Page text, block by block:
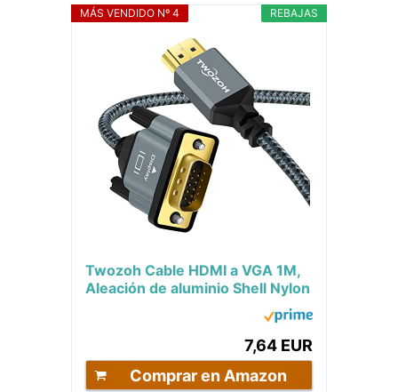
REBAJAS
MÁS VENDIDO Nº 4
Twozoh Cable HDMI a VGA 1M,
Aleación de aluminio Shell Nylon
7,64 EUR
Comprar en Amazon